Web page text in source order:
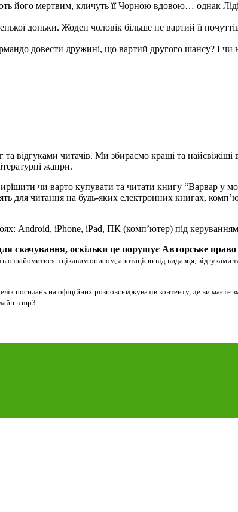
його мертвим, кличуть її Чорною вдовою… однак
доньки. Жоден чоловік більше не вартий її
довести дружині, що вартий другого шансу? І чи
відгуками читачів. Ми збираємо кращі та
жанри.
чи варто купувати та читати книгу “Варвар у
для читання на будь-яких електронних книгах,
Android, iPhone, iPad, ПК (комп’ютер) під
скачування, оскільки це порушує Авторське право
з цікавим описом, анотацією від видавця, відгуками
посилань на офіційних розповсюджувачів контенту, де ви
в mp3.